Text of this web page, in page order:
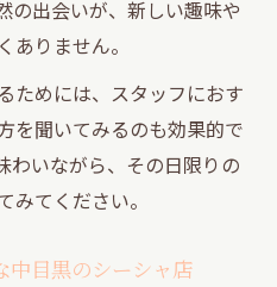
の出会いが、新しい趣味や
ありません。
ためには、スタッフにおす
を聞いてみるのも効果的で
わいながら、その日限りの
みてください。
中目黒のシーシャ店